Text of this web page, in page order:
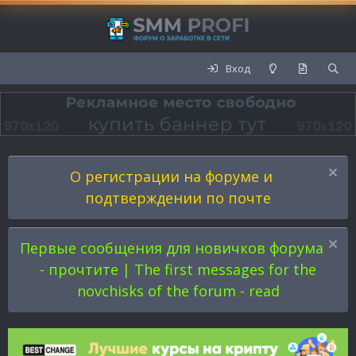
Вход
О регистрации на форуме и
подтверждении по почте
Первые сообщения для новичков форума
- прочтите | The first messages for the
novchisks of the forum - read